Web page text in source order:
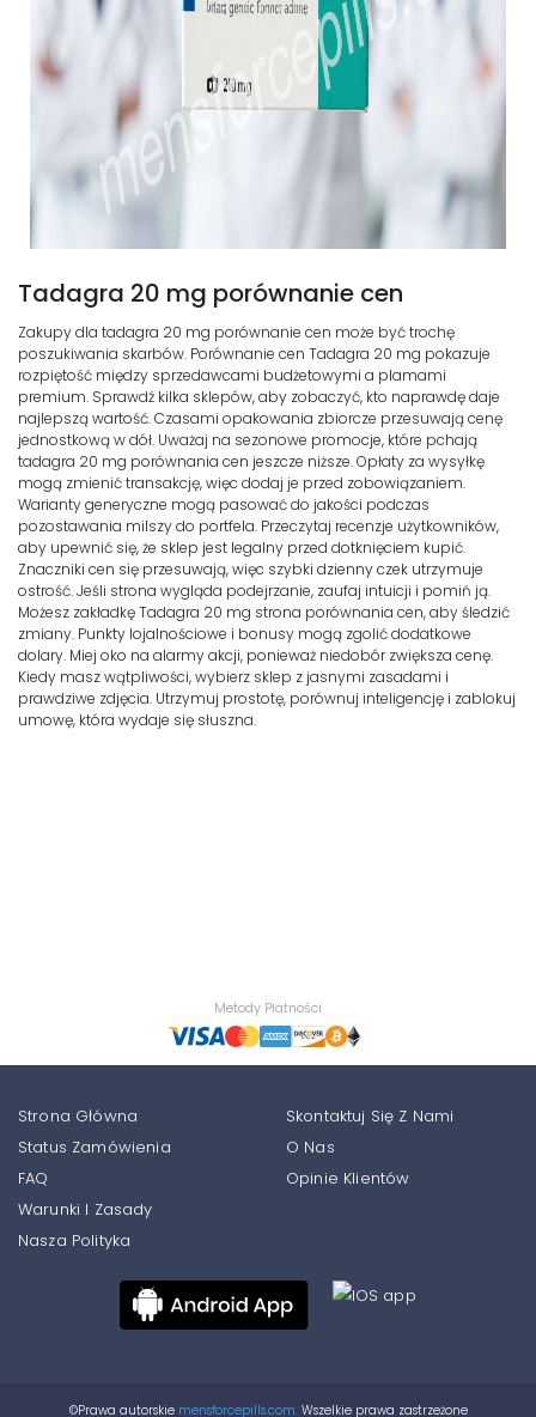
Tadagra 20 mg porównanie cen
Zakupy dla tadagra 20 mg porównanie cen może być trochę
poszukiwania skarbów. Porównanie cen Tadagra 20 mg pokazuje
rozpiętość między sprzedawcami budżetowymi a plamami
premium. Sprawdź kilka sklepów, aby zobaczyć, kto naprawdę daje
najlepszą wartość. Czasami opakowania zbiorcze przesuwają cenę
jednostkową w dół. Uważaj na sezonowe promocje, które pchają
tadagra 20 mg porównania cen jeszcze niższe. Opłaty za wysyłkę
mogą zmienić transakcję, więc dodaj je przed zobowiązaniem.
Warianty generyczne mogą pasować do jakości podczas
pozostawania milszy do portfela. Przeczytaj recenzje użytkowników,
aby upewnić się, że sklep jest legalny przed dotknięciem kupić.
Znaczniki cen się przesuwają, więc szybki dzienny czek utrzymuje
ostrość. Jeśli strona wygląda podejrzanie, zaufaj intuicji i pomiń ją.
Możesz zakładkę Tadagra 20 mg strona porównania cen, aby śledzić
zmiany. Punkty lojalnościowe i bonusy mogą zgolić dodatkowe
dolary. Miej oko na alarmy akcji, ponieważ niedobór zwiększa cenę.
Kiedy masz wątpliwości, wybierz sklep z jasnymi zasadami i
prawdziwe zdjęcia. Utrzymuj prostotę, porównuj inteligencję i zablokuj
umowę, która wydaje się słuszna.
Metody Płatności
Strona Główna
Status Zamówienia
FAQ
Skontaktuj Się Z Nami
O Nas
Opinie Klientów
Warunki I Zasady
Nasza Polityka
©Prawa autorskiemensforcepills.com.Wszelkie prawa zastrzeżone